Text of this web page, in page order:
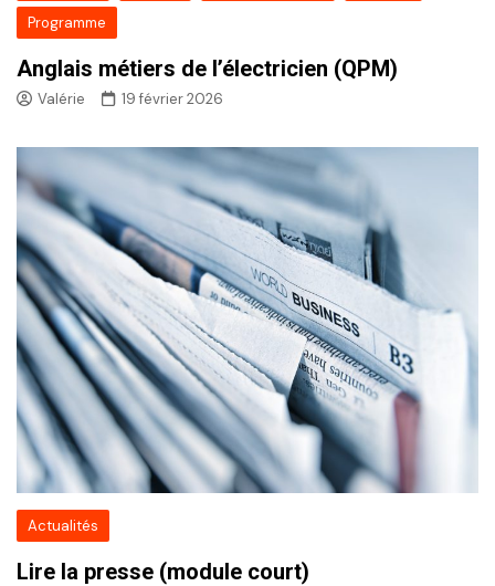
Programme
Anglais métiers de l’électricien (QPM)
Valérie 19 février 2026
Actualités
Lire la presse (module court)